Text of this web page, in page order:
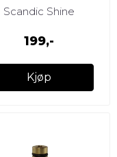
Scandic Shine
199,-
Kjøp